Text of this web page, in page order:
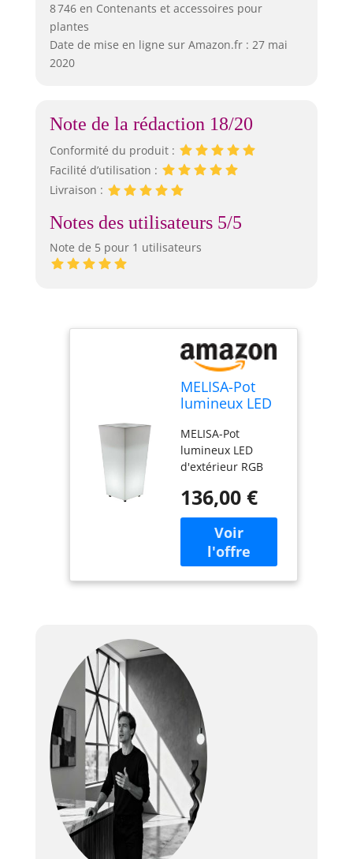
8 746 en Contenants et accessoires pour
plantes
Date de mise en ligne sur Amazon.fr : 27 mai
2020
Note de la rédaction 18/20
Conformité du produit :
Facilité d’utilisation :
Livraison :
Notes des utilisateurs 5/5
Note de 5 pour 1 utilisateurs
MELISA-Pot
lumineux LED
RGB solaire
rechargeable
H58cm Blanc
MELISA-Pot
lumineux LED
d'extérieur RGB
rechargeable
H58cm Blanc New
Garden H 58cm / L
30cm / base L
21cm / profondeur
de plantation 25cm
136,00 €